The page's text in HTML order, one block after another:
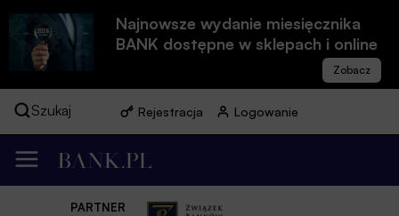
Najnowsze wydanie miesięcznika
BANK dostępne w sklepach i online
Szukaj Rejestracja Logowanie
PARTNER